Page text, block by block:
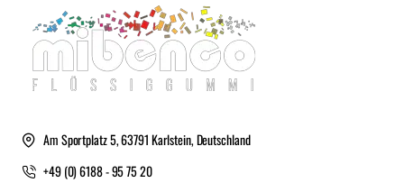
Am Sportplatz 5, 63791 Karlstein, Deutschland
+49 (0) 6188 - 95 75 20